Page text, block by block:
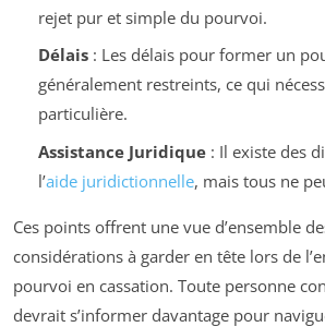
rejet pur et simple du pourvoi.
Délais: Les délais pour former un
généralement restreints, ce qui
particulière.
Assistance Juridique: Il existe des
l’aide juridictionnelle, mais tous ne
Ces points offrent une vue d’ensemble
considérations à garder en tête lors de
pourvoi en cassation. Toute personne
devrait s’informer davantage pour